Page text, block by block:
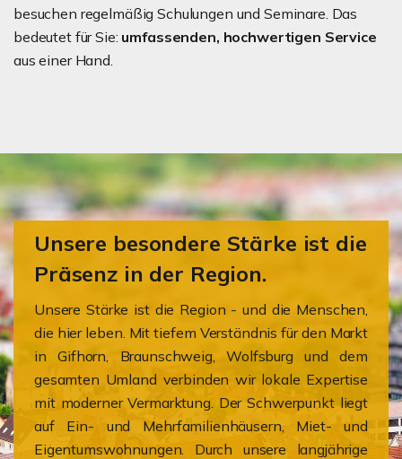
besuchen regelmäßig Schulungen und Seminare. Das
bedeutet für Sie: umfassenden, hochwertigen Service
aus einer Hand.
Unsere besondere Stärke ist die
Präsenz in der Region.
Unsere Stärke ist die Region - und die Menschen,
die hier leben. Mit tiefem Verständnis für den Markt
in Gifhorn, Braunschweig, Wolfsburg und dem
gesamten Umland verbinden wir lokale Expertise
mit moderner Vermarktung. Der Schwerpunkt liegt
auf Ein- und Mehrfamilienhäusern, Miet- und
Eigentumswohnungen. Durch unsere langjährige